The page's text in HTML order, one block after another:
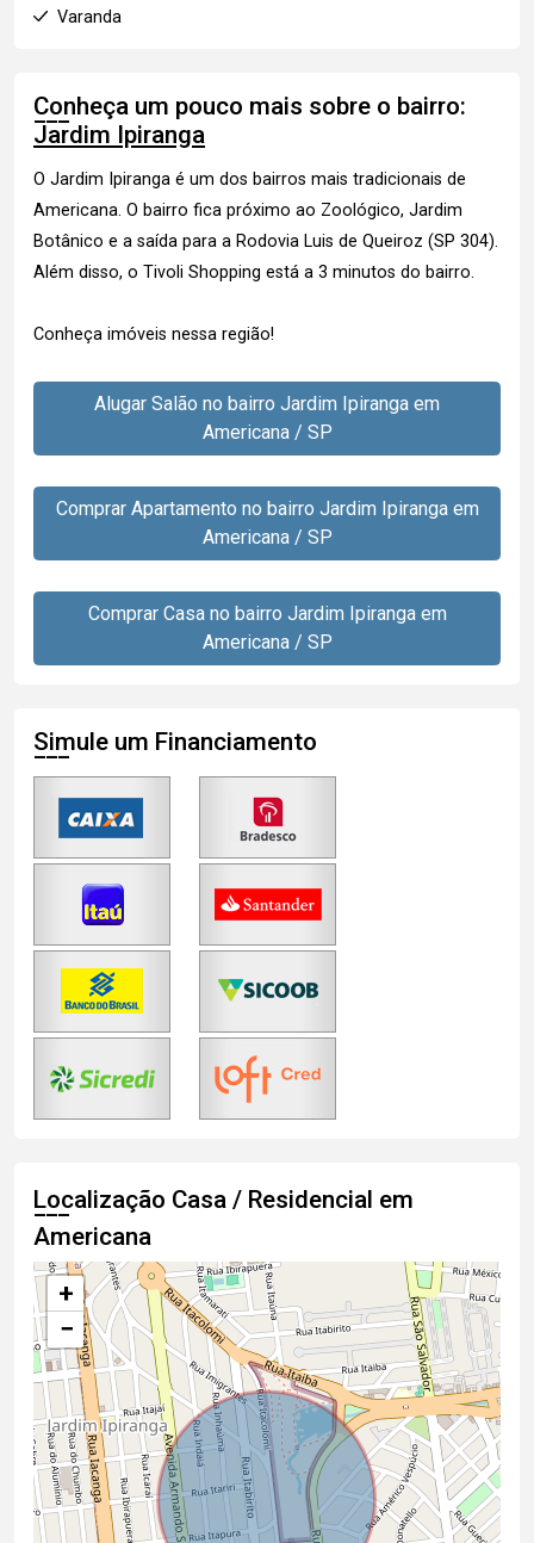
Varanda
Conheça um pouco mais sobre o bairro:
Jardim Ipiranga
O Jardim Ipiranga é um dos bairros mais tradicionais de
Americana. O bairro fica próximo ao Zoológico, Jardim
Botânico e a saída para a Rodovia Luis de Queiroz (SP 304).
Além disso, o Tivoli Shopping está a 3 minutos do bairro.
Conheça imóveis nessa região!
Alugar Salão no bairro Jardim Ipiranga em
Americana / SP
Comprar Apartamento no bairro Jardim Ipiranga em
Americana / SP
Comprar Casa no bairro Jardim Ipiranga em
Americana / SP
Simule um Financiamento
Localização Casa / Residencial em
Americana
+
−